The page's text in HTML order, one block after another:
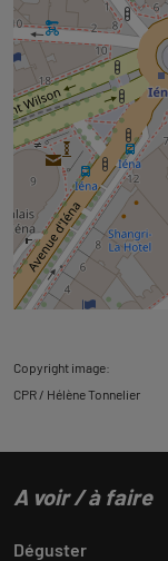
Copyright image:
CPR / Hélène Tonnelier
A voir / à faire
Déguster